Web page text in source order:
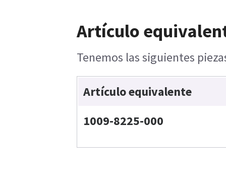
Artículo
Tenemos las siguientes
Artículo equivalente
1009-8225-000